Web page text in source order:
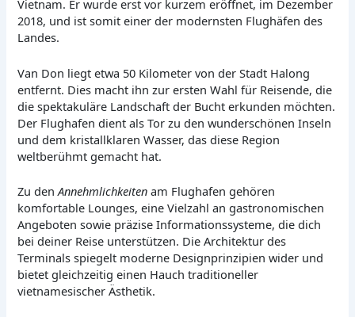
Vietnam. Er wurde erst vor kurzem eröffnet, im Dezember
2018, und ist somit einer der modernsten Flughäfen des
Landes.
Van Don liegt etwa 50 Kilometer von der Stadt Halong
entfernt. Dies macht ihn zur ersten Wahl für Reisende, die
die spektakuläre Landschaft der Bucht erkunden möchten.
Der Flughafen dient als Tor zu den wunderschönen Inseln
und dem kristallklaren Wasser, das diese Region
weltberühmt gemacht hat.
Zu denAnnehmlichkeiten am Flughafen gehören
komfortable Lounges, eine Vielzahl an gastronomischen
Angeboten sowie präzise Informationssysteme, die dich
bei deiner Reise unterstützen. Die Architektur des
Terminals spiegelt moderne Designprinzipien wider und
bietet gleichzeitig einen Hauch traditioneller
vietnamesischer Ästhetik.